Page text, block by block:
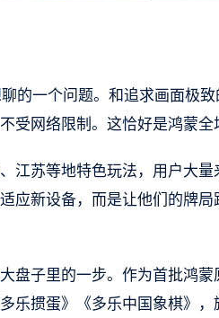
的一个问题。和追求画面极
受网络限制。这恰好是鸿蒙全
江苏等地特色玩法，用户大
应新设备，而是让他们的牌
盘子里的一步。作为首批鸿
乐掼蛋》《多乐中国象棋》